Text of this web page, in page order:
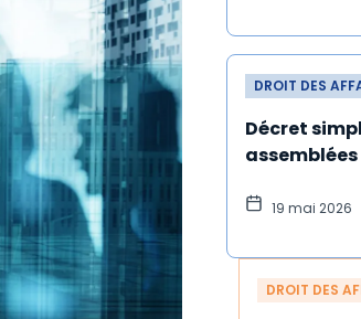
DROIT DES
Décret
les
19 mai 2026
DROIT DES